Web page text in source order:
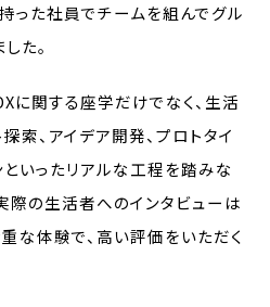
った社員でチームを組んでグル
た。
に関する座学だけでなく、生活
索、アイデア開発、プロトタイ
といったリアルな工程を踏みな
際の生活者へのインタビューは
な体験で、高い評価をいただく